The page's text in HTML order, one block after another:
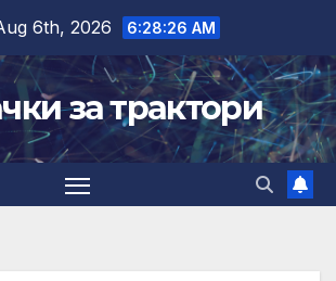
6th, 2026 6:28:27 AM
за трактори